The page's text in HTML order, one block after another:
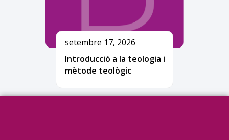
setembre 17, 2026
Introducció a la teologia i
mètode teològic